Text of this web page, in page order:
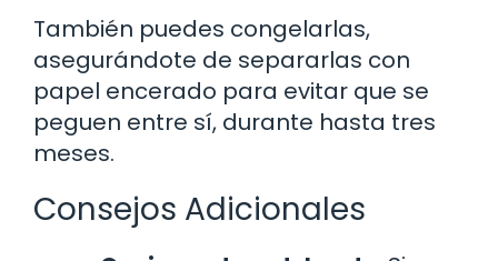
También puedes congelarlas,
asegurándote de separarlas con
papel encerado para evitar que se
peguen entre sí, durante hasta tres
meses.
Consejos Adicionales